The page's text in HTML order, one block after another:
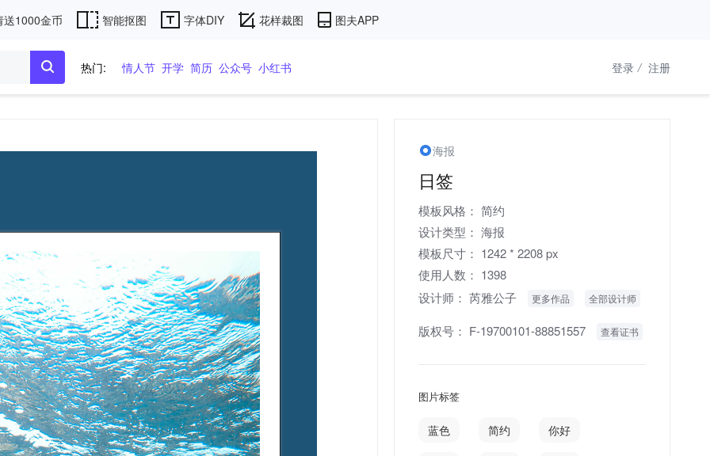
送1000金币 智能抠图 字体DIY 花样裁图 图夫APP
热门: 情人节 开学 简历 公众号 小红书 登录 / 注册
海报
日签
模板风格： 简约
设计类型： 海报
模板尺寸： 1242 * 2208 px
使用人数： 1398
设计师： 芮雅公子 更多作品 全部设计师
版权号： F-19700101-88851557 查看证书
图片标签
蓝色 简约 你好